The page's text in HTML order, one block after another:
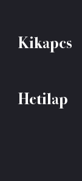
Kikapcs
Hetilap